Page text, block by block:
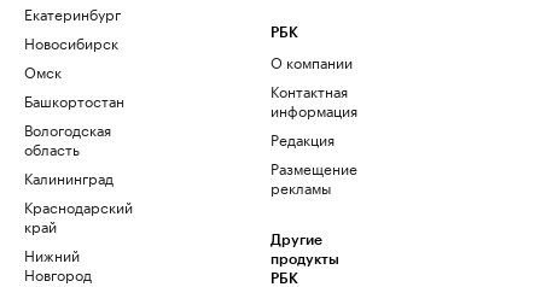
Екатеринбург
Новосибирск
Омск
Башкортостан
Вологодская
область
Калининград
Краснодарский
край
Нижний
Новгород
РБК
О компании
Контактная
информация
Редакция
Размещение
рекламы
Другие
продукты
РБК